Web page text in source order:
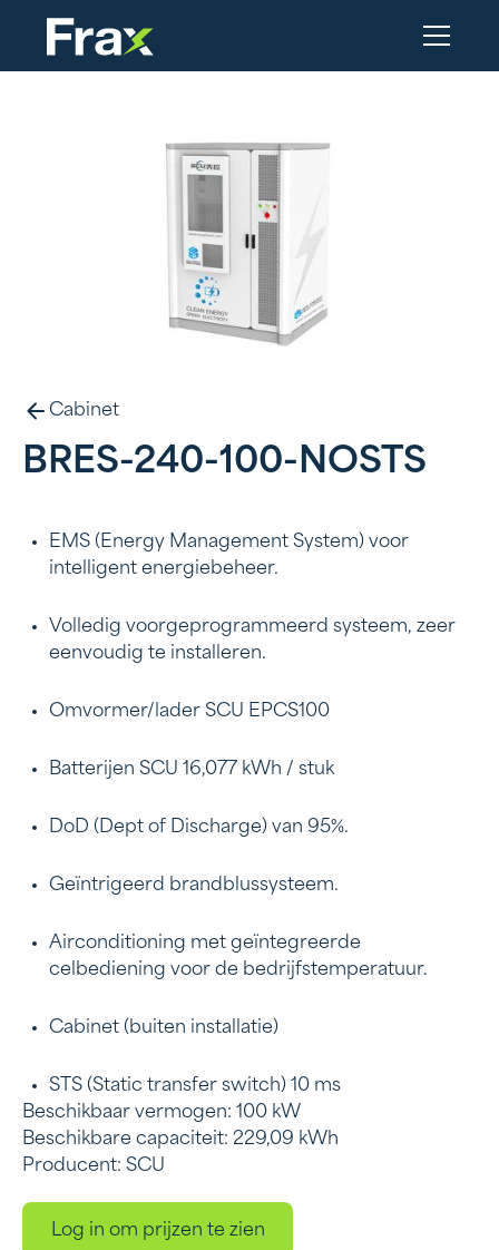
Cabinet
BRES-240-100-NOSTS
EMS (Energy Management System) voor
intelligent energiebeheer.
Volledig voorgeprogrammeerd systeem, zeer
eenvoudig te installeren.
Omvormer/lader SCU EPCS100
Batterijen SCU 16,077 kWh / stuk
DoD (Dept of Discharge) van 95%.
Geïntrigeerd brandblussysteem.
Airconditioning met geïntegreerde
celbediening voor de bedrijfstemperatuur.
Cabinet (buiten installatie)
STS (Static transfer switch) 10 ms
Beschikbaar vermogen: 100 kW
Beschikbare capaciteit: 229,09 kWh
Producent: SCU
Log in om prijzen te zien